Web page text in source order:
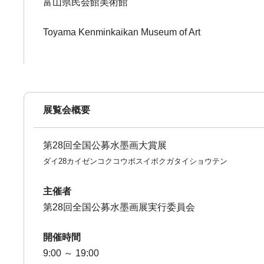
富山県民会館美術館
Toyama Kenminkaikan Museum of Art
展覧会概要
第28回全国公募水墨画大賞展
ダイ28カイゼンコクコウボスイボクガタイショウテン
主催者
第28回全国公募水墨画展実行委員会
開催時間
9:00 ～ 19:00